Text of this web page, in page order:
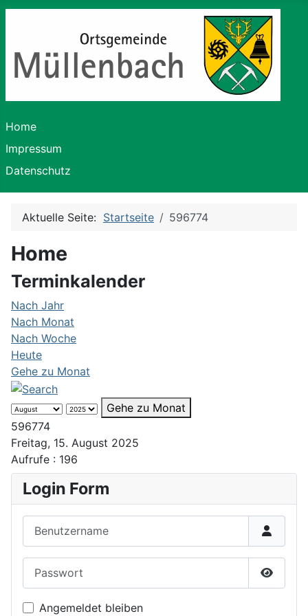
Home
Impressum
Datenschutz
Aktuelle Seite: Startseite 596774
Home
Terminkalender
Nach Jahr
Nach Monat
Nach Woche
Heute
Gehe zu Monat
Gehe zu Monat
596774
Freitag, 15. August 2025
Aufrufe : 196
Login Form
Angemeldet bleiben